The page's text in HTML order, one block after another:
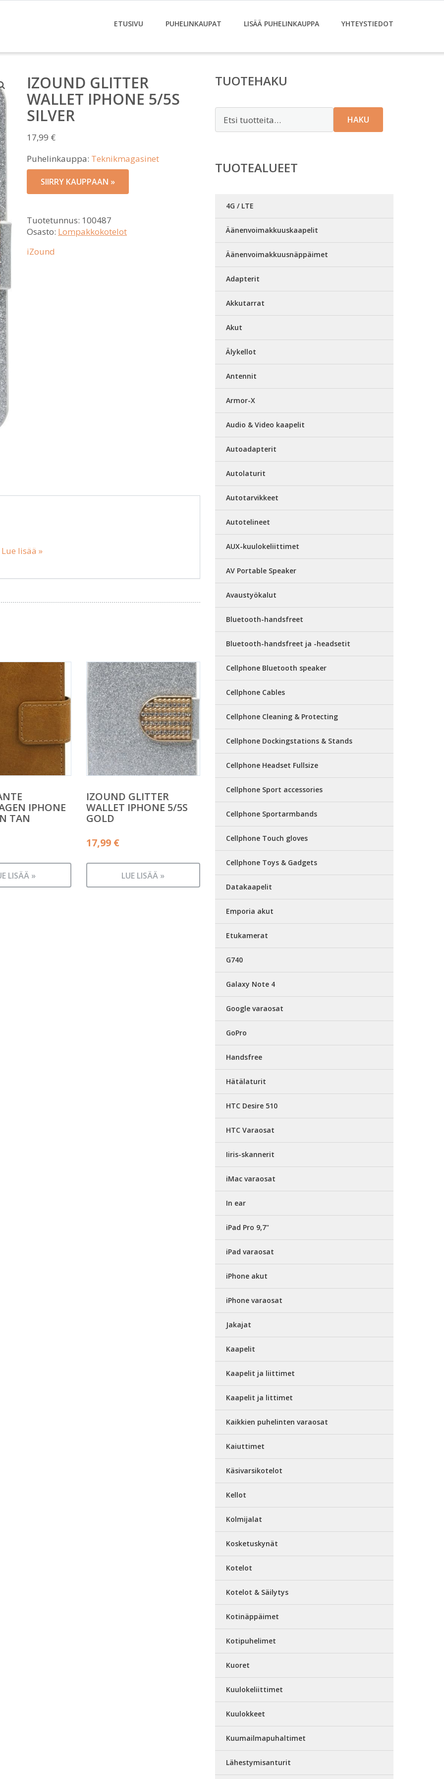
ETUSIVU PUHELINKAUPAT LISÄÄ PUHELINKAUPPA YHTEYSTIEDOT
IZOUND GLITTER
WALLET IPHONE 5/5S
SILVER
17,99 €
Puhelinkauppa: Teknikmagasinet
SIIRRY KAUPPAAN »
Tuotetunnus: 100487
Osasto: Lompakkokotelot
iZound
Lue lisää »
IPHONE
TAN
LISÄÄ »
IZOUND GLITTER
WALLET IPHONE 5/5S
GOLD
17,99 €
LUE LISÄÄ »
TUOTEHAKU
HAKU
TUOTEALUEET
4G / LTE
Äänenvoimakkuuskaapelit
Äänenvoimakkuusnäppäimet
Adapterit
Akkutarrat
Akut
Älykellot
Antennit
Armor-X
Audio & Video kaapelit
Autoadapterit
Autolaturit
Autotarvikkeet
Autotelineet
AUX-kuulokeliittimet
AV Portable Speaker
Avaustyökalut
Bluetooth-handsfreet
Bluetooth-handsfreet ja -headsetit
Cellphone Bluetooth speaker
Cellphone Cables
Cellphone Cleaning & Protecting
Cellphone Dockingstations & Stands
Cellphone Headset Fullsize
Cellphone Sport accessories
Cellphone Sportarmbands
Cellphone Touch gloves
Cellphone Toys & Gadgets
Datakaapelit
Emporia akut
Etukamerat
G740
Galaxy Note 4
Google varaosat
GoPro
Handsfree
Hätälaturit
HTC Desire 510
HTC Varaosat
Iiris-skannerit
iMac varaosat
In ear
iPad Pro 9,7"
iPad varaosat
iPhone akut
iPhone varaosat
Jakajat
Kaapelit
Kaapelit ja liittimet
Kaapelit ja littimet
Kaikkien puhelinten varaosat
Kaiuttimet
Käsivarsikotelot
Kellot
Kolmijalat
Kosketuskynät
Kotelot
Kotelot & Säilytys
Kotinäppäimet
Kotipuhelimet
Kuoret
Kuulokeliittimet
Kuulokkeet
Kuumailmapuhaltimet
Lähestymisanturit